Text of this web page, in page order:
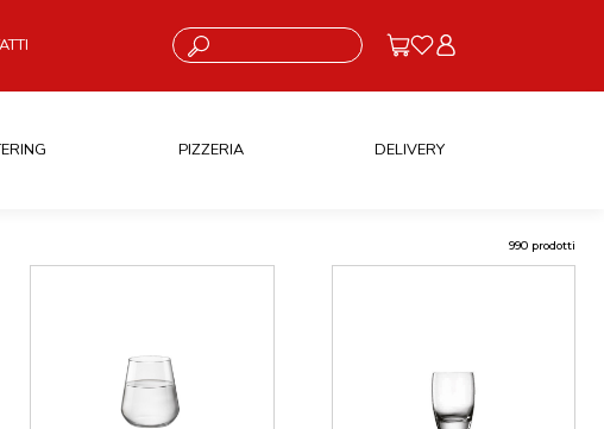
Cosa stai cercando?
PIZZERIA DELIVERY
990 prodotti